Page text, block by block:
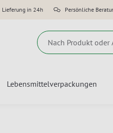
Lieferung in 24h Persönliche
Lebensmittelverpackungen